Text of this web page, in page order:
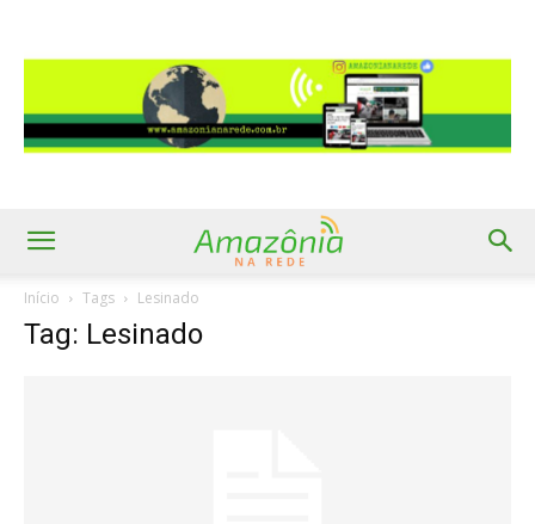
Início Tags Lesinado
Tag: Lesinado